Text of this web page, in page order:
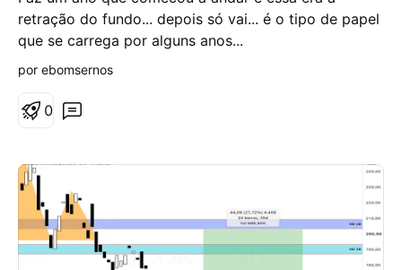
retração do fundo... depois só vai... é o tipo de papel
que se carrega por alguns anos...
a
a
por ebomsernos
0